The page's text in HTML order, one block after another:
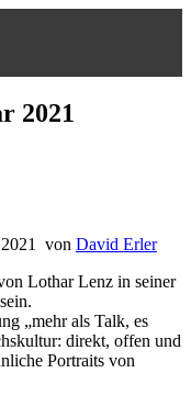
2021
von David Erler
Lothar Lenz in seiner
„mehr als Talk, es
direkt, offen und
Portraits von